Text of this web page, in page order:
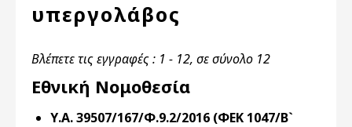
υπεργολάβος
Βλέπετε τις εγγραφές : 1 - 12, σε σύνολο 12
Εθνική Νομοθεσία
Υ.Α. 39507/167/Φ.9.2/2016 (ΦΕΚ 1047/Β`